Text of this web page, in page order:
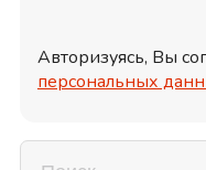
Авторизуясь, Вы
персональных